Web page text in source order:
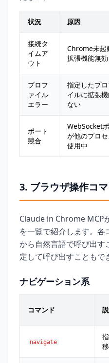
状況 原因
接続タ
イムア
ウト
Chrome未起
拡張機能無効
プロフ
ァイル
エラー
指定したプ
イルに拡張
ない
ポート
競合
WebSocket
が他のプロ
使用中
3. ブラウザ操作コ
Claude in Chrome MCP
を一覧で紹介します。
から自然言語で呼び出す
定して呼び出すこともで
ナビゲーション系
コマンド
navigate